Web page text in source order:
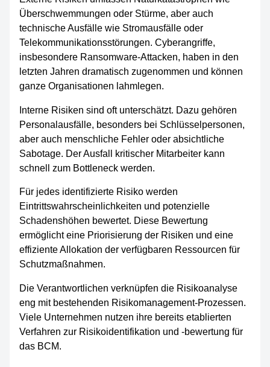
Überschwemmungen oder Stürme, aber auch
technische Ausfälle wie Stromausfälle oder
Telekommunikationsstörungen. Cyberangriffe,
insbesondere Ransomware-Attacken, haben in den
letzten Jahren dramatisch zugenommen und können
ganze Organisationen lahmlegen.
Interne Risiken sind oft unterschätzt. Dazu gehören
Personalausfälle, besonders bei Schlüsselpersonen,
aber auch menschliche Fehler oder absichtliche
Sabotage. Der Ausfall kritischer Mitarbeiter kann
schnell zum Bottleneck werden.
Für jedes identifizierte Risiko werden
Eintrittswahrscheinlichkeiten und potenzielle
Schadenshöhen bewertet. Diese Bewertung
ermöglicht eine Priorisierung der Risiken und eine
effiziente Allokation der verfügbaren Ressourcen für
Schutzmaßnahmen.
Die Verantwortlichen verknüpfen die Risikoanalyse
eng mit bestehenden Risikomanagement-Prozessen.
Viele Unternehmen nutzen ihre bereits etablierten
Verfahren zur Risikoidentifikation und -bewertung für
das BCM.